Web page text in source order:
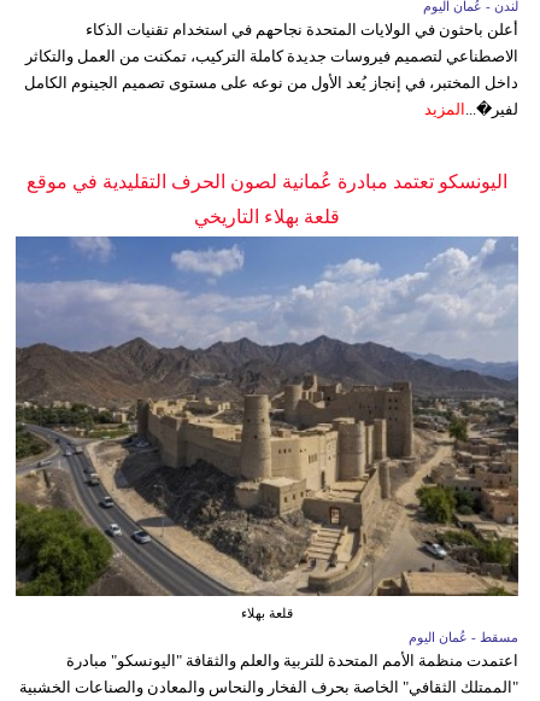
لندن - عُمان اليوم
أعلن باحثون في الولايات المتحدة نجاحهم في استخدام تقنيات الذكاء
الاصطناعي لتصميم فيروسات جديدة كاملة التركيب، تمكنت من العمل والتكاثر
داخل المختبر، في إنجاز يُعد الأول من نوعه على مستوى تصميم الجينوم الكامل
لفير�... المزيد
اليونسكو تعتمد مبادرة عُمانية لصون الحرف التقليدية في موقع
قلعة بهلاء التاريخي
قلعة بهلاء
مسقط - عُمان اليوم
اعتمدت منظمة الأمم المتحدة للتربية والعلم والثقافة "اليونسكو" مبادرة
"الممتلك الثقافي" الخاصة بحرف الفخار والنحاس والمعادن والصناعات الخشبية